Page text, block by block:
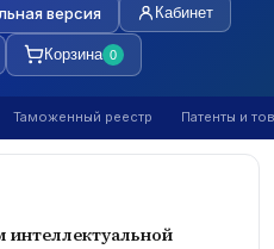
версия Кабинет
Корзина 0
Таможенный реестр Патенты и
интеллектуальной